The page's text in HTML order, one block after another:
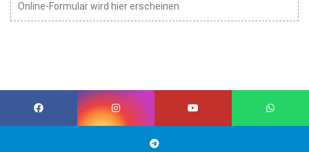
Online-Formular wird hier erscheinen